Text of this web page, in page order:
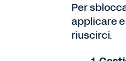
Per
applicare
riuscirci.